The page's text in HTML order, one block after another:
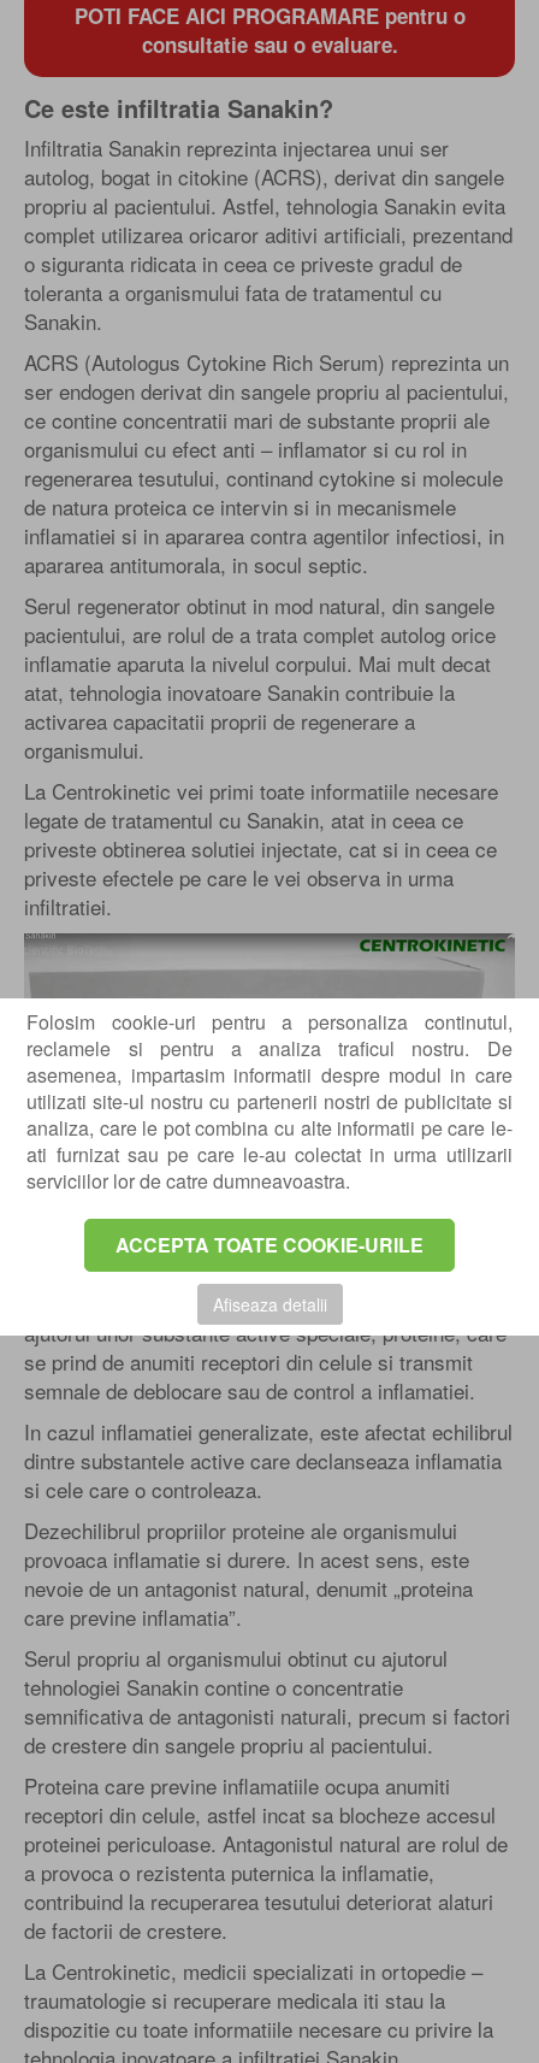
Folosim cookie-uri pentru a personaliza continutul,
reclamele si pentru a analiza traficul nostru. De
asemenea, impartasim informatii despre modul in care
utilizati site-ul nostru cu partenerii nostri de publicitate si
analiza, care le pot combina cu alte informatii pe care le-
ati furnizat sau pe care le-au colectat in urma utilizarii
serviciilor lor de catre dumneavoastra.
ACCEPTA TOATE COOKIE-URILE
Afiseaza detalii
POTI FACE AICI PROGRAMARE pentru o
consultatie sau o evaluare.
Ce este infiltratia Sanakin?
Infiltratia Sanakin reprezinta injectarea unui ser
autolog, bogat in citokine (ACRS), derivat din sangele
propriu al pacientului. Astfel, tehnologia Sanakin evita
complet utilizarea oricaror aditivi artificiali, prezentand
o siguranta ridicata in ceea ce priveste gradul de
toleranta a organismului fata de tratamentul cu
Sanakin.
ACRS (Autologus Cytokine Rich Serum) reprezinta un
ser endogen derivat din sangele propriu al pacientului,
ce contine concentratii mari de substante proprii ale
organismului cu efect anti – inflamator si cu rol in
regenerarea tesutului, continand cytokine si molecule
de natura proteica ce intervin si in mecanismele
inflamatiei si in apararea contra agentilor infectiosi, in
apararea antitumorala, in socul septic.
Serul regenerator obtinut in mod natural, din sangele
pacientului, are rolul de a trata complet autolog orice
inflamatie aparuta la nivelul corpului. Mai mult decat
atat, tehnologia inovatoare Sanakin contribuie la
activarea capacitatii proprii de regenerare a
organismului.
La Centrokinetic vei primi toate informatiile necesare
legate de tratamentul cu Sanakin, atat in ceea ce
priveste obtinerea solutiei injectate, cat si in ceea ce
priveste efectele pe care le vei observa in urma
infiltratiei.
Play
Cum functioneaza infiltratia Sanakin?
Corpul uman regleaza procesele inflamatorii cu
ajutorul unor substante active speciale, proteine, care
se prind de anumiti receptori din celule si transmit
semnale de deblocare sau de control a inflamatiei.
In cazul inflamatiei generalizate, este afectat echilibrul
dintre substantele active care declanseaza inflamatia
si cele care o controleaza.
Dezechilibrul propriilor proteine ale organismului
provoaca inflamatie si durere. In acest sens, este
nevoie de un antagonist natural, denumit „proteina
care previne inflamatia”.
Serul propriu al organismului obtinut cu ajutorul
tehnologiei Sanakin contine o concentratie
semnificativa de antagonisti naturali, precum si factori
de crestere din sangele propriu al pacientului.
Proteina care previne inflamatiile ocupa anumiti
receptori din celule, astfel incat sa blocheze accesul
proteinei periculoase. Antagonistul natural are rolul de
a provoca o rezistenta puternica la inflamatie,
contribuind la recuperarea tesutului deteriorat alaturi
de factorii de crestere.
La Centrokinetic, medicii specializati in ortopedie –
traumatologie si recuperare medicala iti stau la
dispozitie cu toate informatiile necesare cu privire la
tehnologia inovatoare a infiltratiei Sanakin.